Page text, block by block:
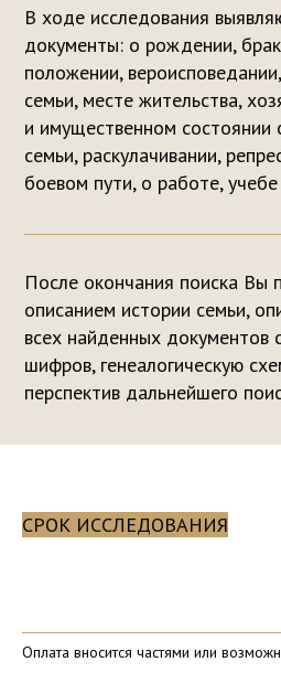
В ходе исследования
документы: о рождении,
положении,
семьи, месте жительства,
и имущественном состоянии
семьи, раскулачивании,
боевом пути, о работе,
После окончания поиска Вы
описанием истории семьи,
всех найденных документов
шифров, генеалогическую
перспектив дальнейшего
СРОК ИССЛЕДОВАНИЯ
Оплата вносится частями или
ОГРНИП 316250900050681
Политика конфиденциальности
Услуги
Ищем предков вместе
О компании